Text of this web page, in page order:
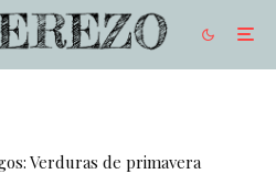
Verduras de primavera